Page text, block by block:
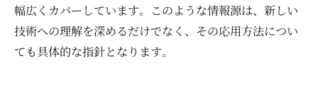
幅広くカバーしています。このような情報源は、新しい
技術への理解を深めるだけでなく、その応用方法につい
ても具体的な指針となります。